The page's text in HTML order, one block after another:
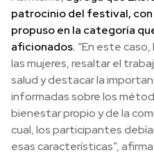
patrocinio del festival,
propuso en la categoría
aficionados. “En este
las mujeres, resaltar el
salud y destacar la
informadas sobre los
bienestar propio y de la
cual, los participantes
esas características”,